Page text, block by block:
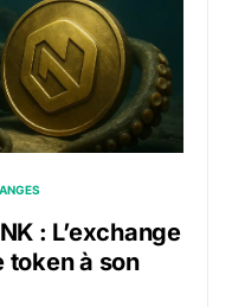
: L’exchange
token à son